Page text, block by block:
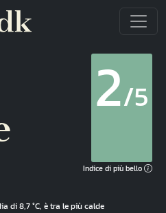
2/5
Indice di più bello
di 8,7 °C, è tra le più calde